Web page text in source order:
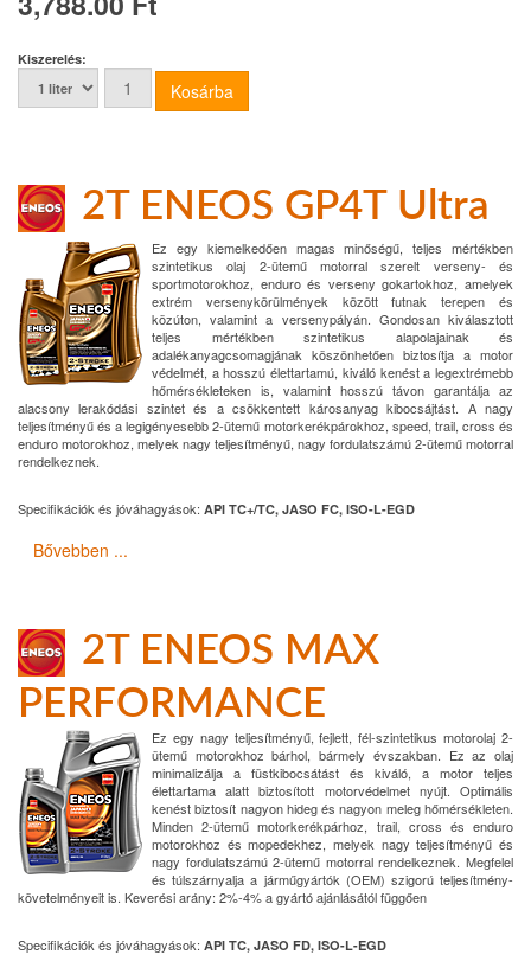
Kiszerelés:
2T ENEOS GP4T Ultra
Ez egy kiemelkedően magas minőségű, teljes mértékben
szintetikus olaj 2-ütemű motorral szerelt verseny- és
sportmotorokhoz, enduro és verseny gokartokhoz, amelyek
extrém versenykörülmények között futnak terepen és
közúton, valamint a versenypályán. Gondosan kiválasztott
teljes mértékben szintetikus alapolajainak és
adalékanyagcsomagjának köszönhetően biztosítja a motor
védelmét, a hosszú élettartamú, kiváló kenést a legextrémebb
hőmérsékleteken is, valamint hosszú távon garantálja az
alacsony lerakódási szintet és a csökkentett károsanyag kibocsájtást. A nagy
teljesítményű és a legigényesebb 2-ütemű motorkerékpárokhoz, speed, trail, cross és
enduro motorokhoz, melyek nagy teljesítményű, nagy fordulatszámú 2-ütemű motorral
rendelkeznek.
Specifikációk és jóváhagyások: API TC+/TC, JASO FC, ISO-L-EGD
Bővebben ...
2T ENEOS MAX
PERFORMANCE
Ez egy nagy teljesítményű, fejlett, fél-szintetikus motorolaj 2-
ütemű motorokhoz bárhol, bármely évszakban. Ez az olaj
minimalizálja a füstkibocsátást és kiváló, a motor teljes
élettartama alatt biztosított motorvédelmet nyújt. Optimális
kenést biztosít nagyon hideg és nagyon meleg hőmérsékleten.
Minden 2-ütemű motorkerékpárhoz, trail, cross és enduro
motorokhoz és mopedekhez, melyek nagy teljesítményű és
nagy fordulatszámú 2-ütemű motorral rendelkeznek. Megfelel
és túlszárnyalja a járműgyártók (OEM) szigorú teljesítmény-
követelményeit is. Keverési arány: 2%-4% a gyártó ajánlásától függően
Specifikációk és jóváhagyások: API TC, JASO FD, ISO-L-EGD